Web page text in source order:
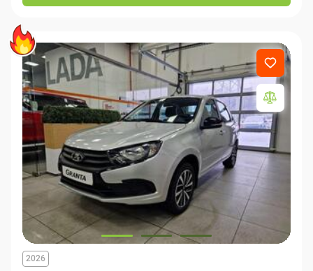
2026